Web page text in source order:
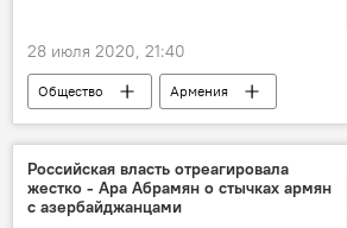
28 июля 2020, 21:40
Общество
Армения
Пашинян Никол
коронавирус
Беларусь
Новости Армения
Коронавирус в
Российская власть отреагировала
жестко - Ара Абрамян о стычках армян
с азербайджанцами